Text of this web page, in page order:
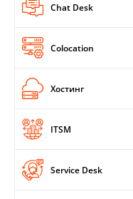
Chat Desk
Colocation
Хостинг
ITSM
Service Desk